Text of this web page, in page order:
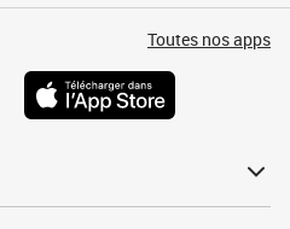
Toutes nos apps